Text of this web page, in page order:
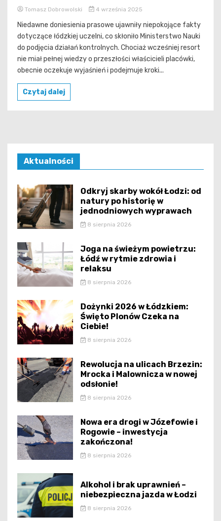
Tomasz Dobrowolski 4 września 2025
Niedawne doniesienia prasowe ujawniły niepokojące fakty
dotyczące łódzkiej uczelni, co skłoniło Ministerstwo Nauki
do podjęcia działań kontrolnych. Chociaż wcześniej resort
nie miał pełnej wiedzy o przeszłości właścicieli placówki,
obecnie oczekuje wyjaśnień i podejmuje kroki...
Czytaj dalej
Aktualności
Odkryj skarby wokół Łodzi: od
natury po historię w
jednodniowych wyprawach
8 sierpnia 2026
Joga na świeżym powietrzu:
Łódź w rytmie zdrowia i
relaksu
8 sierpnia 2026
Dożynki 2026 w Łódzkiem:
Święto Plonów Czeka na
Ciebie!
8 sierpnia 2026
Rewolucja na ulicach Brzezin:
Mrocka i Malownicza w nowej
odsłonie!
8 sierpnia 2026
Nowa era drogi w Józefowie i
Rogowie – inwestycja
zakończona!
8 sierpnia 2026
Alkohol i brak uprawnień –
niebezpieczna jazda w Łodzi
8 sierpnia 2026